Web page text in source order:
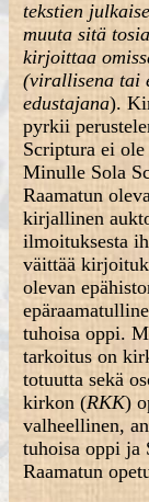
tekstien
muuta sitä
kirjoittaa
(virallisena tai
edustajana).
pyrkii
Scriptura ei
Minulle Sola
Raamatun
kirjallinen
ilmoituksesta
väittää
olevan
tuhoisa oppi.
tarkoitus on
totuutta sekä
kirkon (RKK)
valheellinen,
tuhoisa oppi ja
Raamatun